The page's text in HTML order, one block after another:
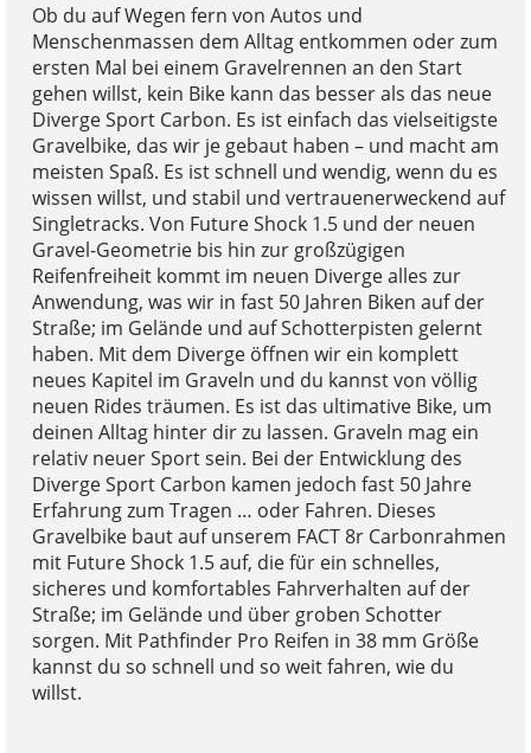
Ob du auf Wegen fern von Autos und
Menschenmassen dem Alltag entkommen oder zum
ersten Mal bei einem Gravelrennen an den Start
gehen willst, kein Bike kann das besser als das neue
Diverge Sport Carbon. Es ist einfach das vielseitigste
Gravelbike, das wir je gebaut haben – und macht am
meisten Spaß. Es ist schnell und wendig, wenn du es
wissen willst, und stabil und vertrauenerweckend auf
Singletracks. Von Future Shock 1.5 und der neuen
Gravel-Geometrie bis hin zur großzügigen
Reifenfreiheit kommt im neuen Diverge alles zur
Anwendung, was wir in fast 50 Jahren Biken auf der
Straße; im Gelände und auf Schotterpisten gelernt
haben. Mit dem Diverge öffnen wir ein komplett
neues Kapitel im Graveln und du kannst von völlig
neuen Rides träumen. Es ist das ultimative Bike, um
deinen Alltag hinter dir zu lassen. Graveln mag ein
relativ neuer Sport sein. Bei der Entwicklung des
Diverge Sport Carbon kamen jedoch fast 50 Jahre
Erfahrung zum Tragen … oder Fahren. Dieses
Gravelbike baut auf unserem FACT 8r Carbonrahmen
mit Future Shock 1.5 auf, die für ein schnelles,
sicheres und komfortables Fahrverhalten auf der
Straße; im Gelände und über groben Schotter
sorgen. Mit Pathfinder Pro Reifen in 38 mm Größe
kannst du so schnell und so weit fahren, wie du
willst.